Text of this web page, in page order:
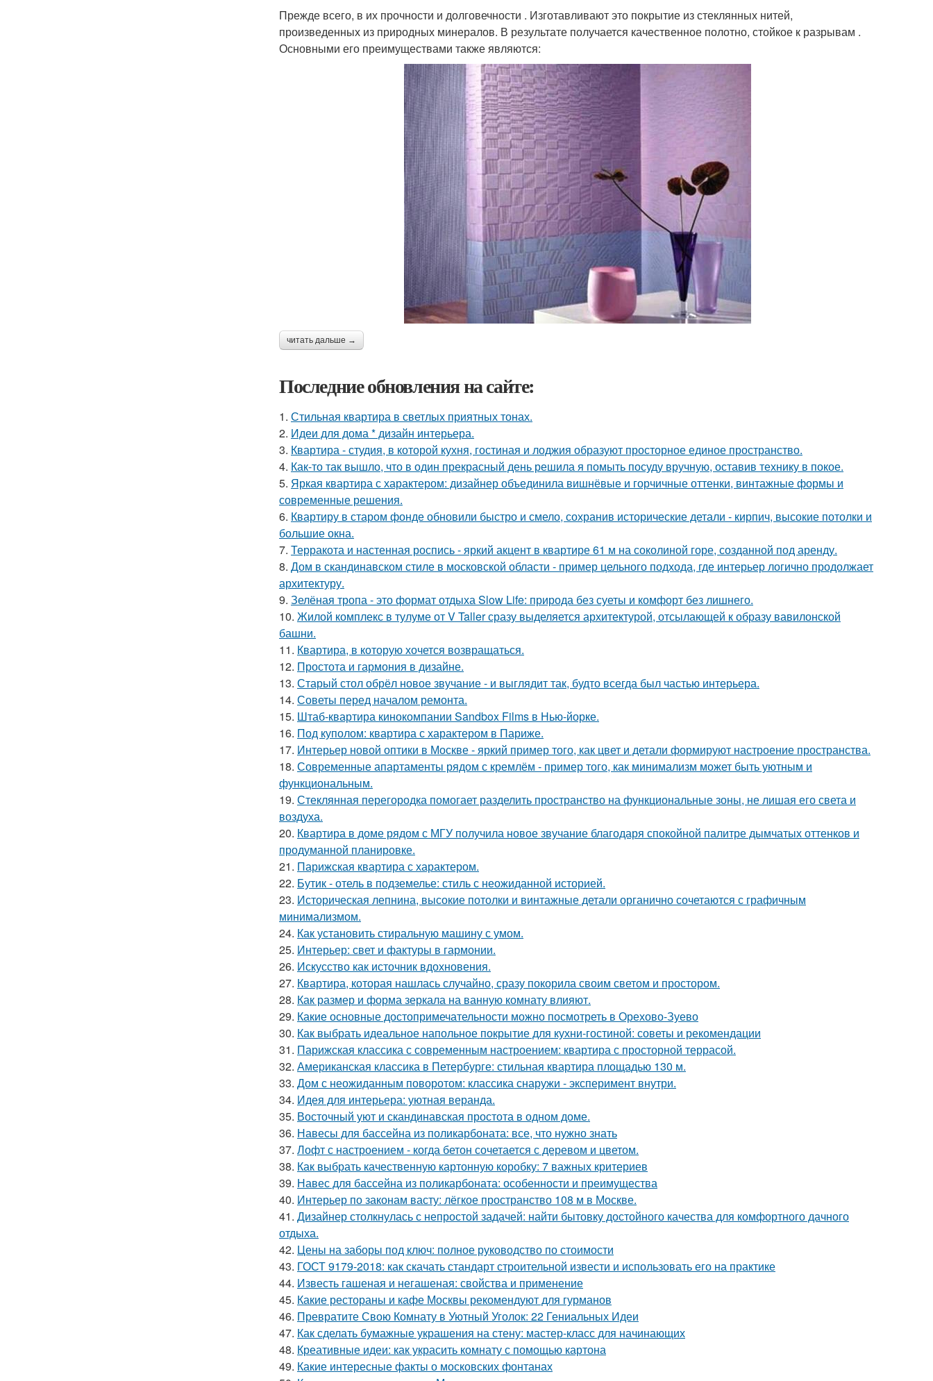
Прежде всего, в их прочности и долговечности . Изготавливают это покрытие из стеклянных нитей,
произведенных из природных минералов. В результате получается качественное полотно, стойкое к разрывам .
Основными его преимуществами также являются:
читать дальше →
Последние обновления на сайте:
1. Стильная квартира в светлых приятных тонах.
2. Идеи для дома * дизайн интерьера.
3. Квартира - студия, в которой кухня, гостиная и лоджия образуют просторное единое пространство.
4. Как-то так вышло, что в один прекрасный день решила я помыть посуду вручную, оставив технику в покое.
5. Яркая квартира с характером: дизайнер объединила вишнёвые и горчичные оттенки, винтажные формы и
современные решения.
6. Квартиру в старом фонде обновили быстро и смело, сохранив исторические детали - кирпич, высокие потолки и
большие окна.
7. Терракота и настенная роспись - яркий акцент в квартире 61 м на соколиной горе, созданной под аренду.
8. Дом в скандинавском стиле в московской области - пример цельного подхода, где интерьер логично продолжает
архитектуру.
9. Зелёная тропа - это формат отдыха Slow Life: природа без суеты и комфорт без лишнего.
10. Жилой комплекс в тулуме от V Taller сразу выделяется архитектурой, отсылающей к образу вавилонской
башни.
11. Квартира, в которую хочется возвращаться.
12. Простота и гармония в дизайне.
13. Старый стол обрёл новое звучание - и выглядит так, будто всегда был частью интерьера.
14. Советы перед началом ремонта.
15. Штаб-квартира кинокомпании Sandbox Films в Нью-йорке.
16. Под куполом: квартира с характером в Париже.
17. Интерьер новой оптики в Москве - яркий пример того, как цвет и детали формируют настроение пространства.
18. Современные апартаменты рядом с кремлём - пример того, как минимализм может быть уютным и
функциональным.
19. Стеклянная перегородка помогает разделить пространство на функциональные зоны, не лишая его света и
воздуха.
20. Квартира в доме рядом с МГУ получила новое звучание благодаря спокойной палитре дымчатых оттенков и
продуманной планировке.
21. Парижская квартира с характером.
22. Бутик - отель в подземелье: стиль с неожиданной историей.
23. Историческая лепнина, высокие потолки и винтажные детали органично сочетаются с графичным
минимализмом.
24. Как установить стиральную машину с умом.
25. Интерьер: свет и фактуры в гармонии.
26. Искусство как источник вдохновения.
27. Квартира, которая нашлась случайно, сразу покорила своим светом и простором.
28. Как размер и форма зеркала на ванную комнату влияют.
29. Какие основные достопримечательности можно посмотреть в Орехово-Зуево
30. Как выбрать идеальное напольное покрытие для кухни-гостиной: советы и рекомендации
31. Парижская классика с современным настроением: квартира с просторной террасой.
32. Американская классика в Петербурге: стильная квартира площадью 130 м.
33. Дом с неожиданным поворотом: классика снаружи - эксперимент внутри.
34. Идея для интерьера: уютная веранда.
35. Восточный уют и скандинавская простота в одном доме.
36. Навесы для бассейна из поликарбоната: все, что нужно знать
37. Лофт с настроением - когда бетон сочетается с деревом и цветом.
38. Как выбрать качественную картонную коробку: 7 важных критериев
39. Навес для бассейна из поликарбоната: особенности и преимущества
40. Интерьер по законам васту: лёгкое пространство 108 м в Москве.
41. Дизайнер столкнулась с непростой задачей: найти бытовку достойного качества для комфортного дачного
отдыха.
42. Цены на заборы под ключ: полное руководство по стоимости
43. ГОСТ 9179-2018: как скачать стандарт строительной извести и использовать его на практике
44. Известь гашеная и негашеная: свойства и применение
45. Какие рестораны и кафе Москвы рекомендуют для гурманов
46. Превратите Свою Комнату в Уютный Уголок: 22 Гениальных Идеи
47. Как сделать бумажные украшения на стену: мастер-класс для начинающих
48. Креативные идеи: как украсить комнату с помощью картона
49. Какие интересные факты о московских фонтанах